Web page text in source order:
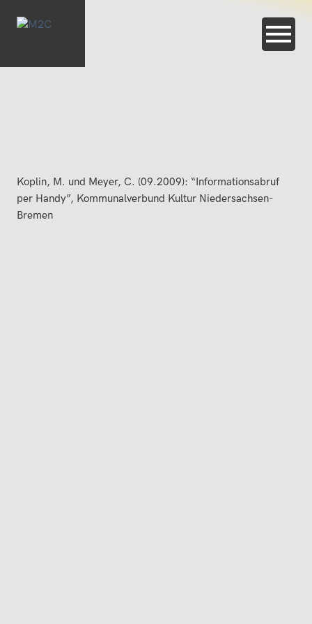
Koplin, M. und Meyer, C. (09.2009): “Informationsabruf
per Handy”, Kommunalverbund Kultur Niedersachsen-
Bremen